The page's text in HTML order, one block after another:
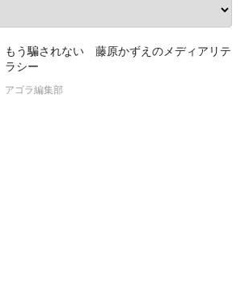
もう騙されない 藤原かずえのメディアリテ
ラシー
アゴラ編集部